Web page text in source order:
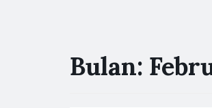
Bulan: